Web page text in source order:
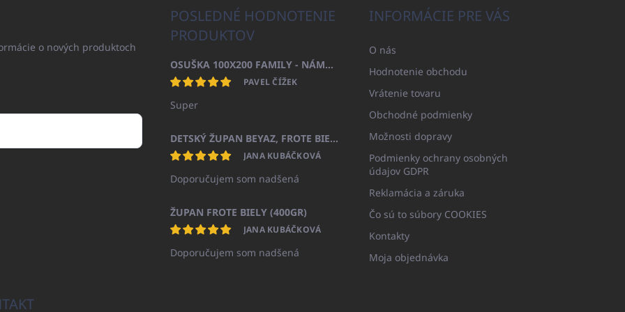
o nových produktoch
POSLEDNÉ HODNOTENIE
PRODUKTOV
OSUŠKA 100X200 FAMILY - NÁMORNÍCKA MODRÁ (480GR)
PAVEL ČÍŽEK
Super
DETSKÝ ŽUPAN BEYAZ, FROTE BIELY S KAPUCŇOU (400GR)
JANA KUBÁČKOVÁ
Doporučujem som nadšená
ŽUPAN FROTE BIELY (400GR)
JANA KUBÁČKOVÁ
Doporučujem som nadšená
INFORMÁCIE PRE VÁS
O nás
Hodnotenie obchodu
Vrátenie tovaru
Obchodné podmienky
Možnosti dopravy
Podmienky ochrany osobných
údajov GDPR
Reklamácia a záruka
Čo sú to súbory COOKIES
Kontakty
Moja objednávka